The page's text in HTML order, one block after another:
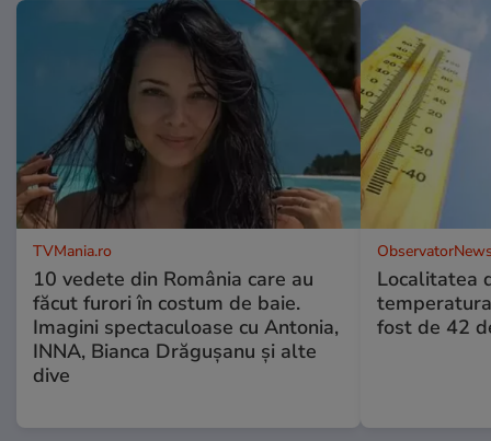
TVMania.ro
10 vedete din România care au
făcut furori în costum de baie.
Imagini spectaculoase cu Antonia,
INNA, Bianca Drăgușanu și alte
dive
Localitatea
fost de 42